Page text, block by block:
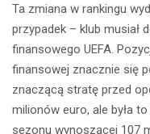
Ta zmiana w rankingu
przypadek – klub
finansowego UEFA.
finansowej znacznie się
znaczącą stratę przed
milionów euro, ale była
sezonu wynoszącej 107